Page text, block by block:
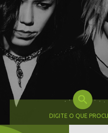
DIGITE O QUE